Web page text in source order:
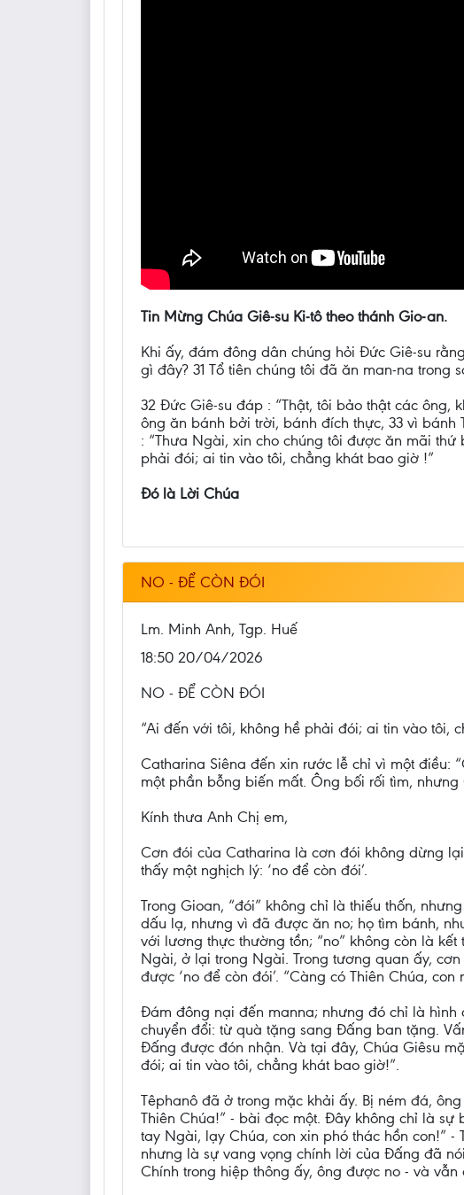
Tin Mừng Chúa Giê-su Ki-tô theo thánh Gio-an.
Khi ấy, đám đông dân chúng hỏi Đức Giê-su
gì đây? 31 Tổ tiên chúng tôi đã ăn man-na
32 Đức Giê-su đáp : “Thật, tôi bảo thật các
ông ăn bánh bởi trời, bánh đích thực, 33 vì bánh
: “Thưa Ngài, xin cho chúng tôi được ăn mãi
phải đói; ai tin vào tôi, chẳng khát bao giờ !”
Đó là Lời Chúa
NO - ĐỂ CÒN ĐÓI
Lm. Minh Anh, Tgp. Huế
18:50 20/04/2026
NO - ĐỂ CÒN ĐÓI
“Ai đến với tôi, không hề phải đói; ai tin vào tôi,
Catharina Siêna đến xin rước lễ chỉ vì một điều:
một phần bỗng biến mất. Ông bối rối tìm,
Kính thưa Anh Chị em,
Cơn đói của Catharina là cơn đói không dừng
thấy một nghịch lý: ‘no để còn đói’.
Trong Gioan, “đói” không chỉ là thiếu thốn,
dấu lạ, nhưng vì đã được ăn no; họ tìm bánh,
với lương thực thường tồn; “no” không còn là
Ngài, ở lại trong Ngài. Trong tương quan ấy,
được ‘no để còn đói’. “Càng có Thiên Chúa,
Đám đông nại đến manna; nhưng đó chỉ là hình
chuyển đổi: từ quà tặng sang Đấng ban tặng.
Đấng được đón nhận. Và tại đây, Chúa Giêsu
đói; ai tin vào tôi, chẳng khát bao giờ!”.
Têphanô đã ở trong mặc khải ấy. Bị ném đá,
Thiên Chúa!” - bài đọc một. Đây không chỉ là
tay Ngài, lạy Chúa, con xin phó thác hồn con!”
nhưng là sự vang vọng chính lời của Đấng đã
Chính trong hiệp thông ấy, ông được no - và